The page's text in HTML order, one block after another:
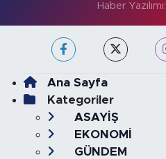
Haber Yazılımı:
Ana Sayfa
Kategoriler
ASAYİŞ
EKONOMİ
GÜNDEM